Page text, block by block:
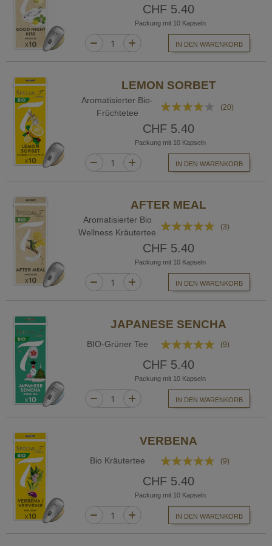
83%
CHF 5.40
Packung mit 10 Kapseln
IN DEN WARENKORB
LEMON SORBET
Aromatisierter Bio-
Früchtetee
Bewertung:
(20)
CHF 5.40
Packung mit 10 Kapseln
IN DEN WARENKORB
AFTER MEAL
Aromatisierter Bio
Wellness Kräutertee
Bewertung:
(3)
CHF 5.40
Packung mit 10 Kapseln
IN DEN WARENKORB
JAPANESE SENCHA
BIO-Grüner Tee
Bewertung:
93%
(9)
CHF 5.40
Packung mit 10 Kapseln
IN DEN WARENKORB
VERBENA
Bio Kräutertee
Bewertung:
93%
(9)
CHF 5.40
Packung mit 10 Kapseln
IN DEN WARENKORB